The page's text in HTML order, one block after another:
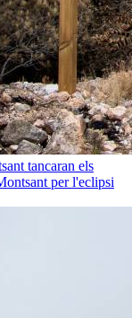
tancaran els
per l'eclipsi